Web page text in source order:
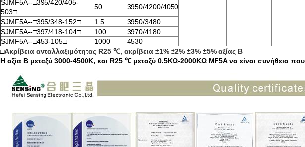
SJMF5A--□395/420/405-
503□
50
3950/4200/4050
SJMF5A--□395/348-152□
1.5
3950/3480
SJMF5A--□397/418-104□
100
3970/4180
SJMF5A--□453-105□
1000
4530
□Ακρίβεια ανταλλαξιμότητας R25 ℃, ακρίβεια ±1% ±2% ±3% ±5% αξίας Β
Η αξία Β μεταξύ 3000-4500K, και R25 ℃ μεταξύ 0.5KΩ-2000KΩ MF5A να είναι συνήθεια